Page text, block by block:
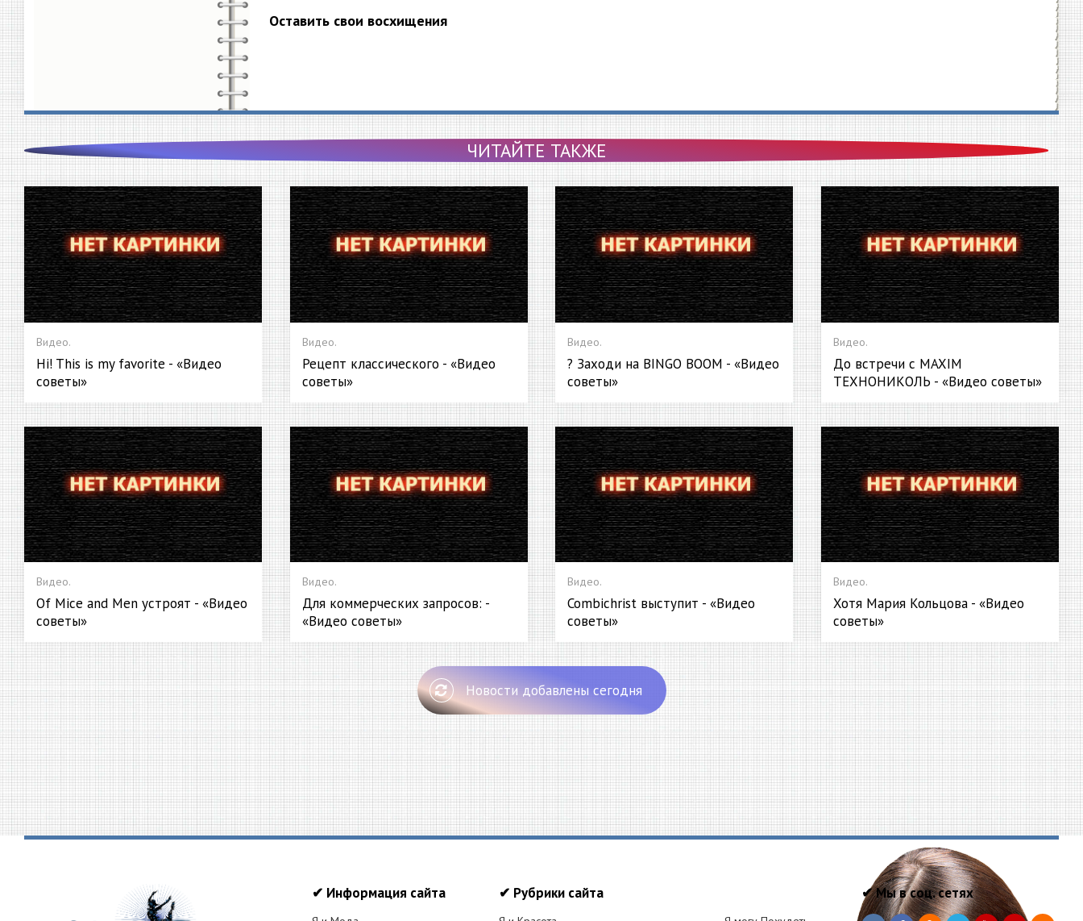
Оставить свои восхищения
ЧИТАЙТЕ ТАКЖЕ
Видео.
Hi! This is my favorite - «Видео
советы»
Видео.
Рецепт классического - «Видео
советы»
Видео.
? Заходи на BINGO BOOM - «Видео
советы»
Видео.
До встречи c MAXIM
ТЕХНОНИКОЛЬ - «Видео советы»
Видео.
Of Mice and Men устроят - «Видео
советы»
Видео.
Для коммерческих запросов: -
«Видео советы»
Видео.
Combichrist выступит - «Видео
советы»
Видео.
Хотя Мария Кольцова - «Видео
советы»
Новости добавлены сегодня
✔ Информация сайта ✔ Рубрики сайта ✔ Мы в соц. сетях